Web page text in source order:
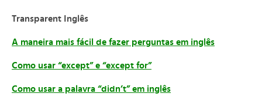
Transparent Inglês
A maneira mais fácil de fazer perguntas em inglês
Como usar “except” e “except for”
Como usar a palavra “didn’t” em inglês